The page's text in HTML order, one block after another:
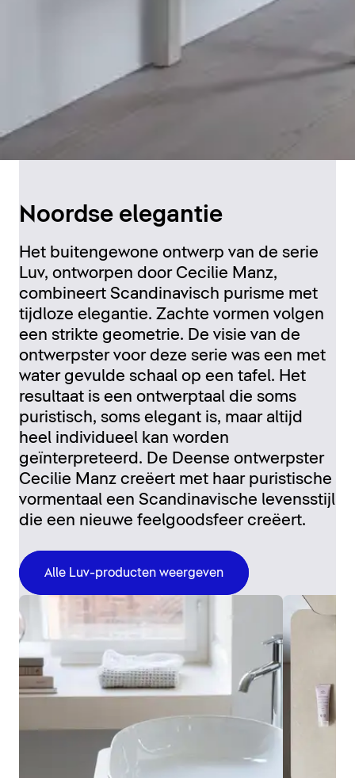
Noordse elegantie
Het buitengewone ontwerp van de serie
Luv, ontworpen door Cecilie Manz,
combineert Scandinavisch purisme met
tijdloze elegantie. Zachte vormen volgen
een strikte geometrie. De visie van de
ontwerpster voor deze serie was een met
water gevulde schaal op een tafel. Het
resultaat is een ontwerptaal die soms
puristisch, soms elegant is, maar altijd
heel individueel kan worden
geïnterpreteerd. De Deense ontwerpster
Cecilie Manz creëert met haar puristische
vormentaal een Scandinavische levensstijl
die een nieuwe feelgoodsfeer creëert.
Alle Luv-producten weergeven